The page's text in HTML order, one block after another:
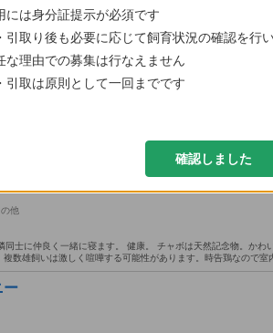
は撫でさせてはくれます。 健康状態は年相応ではありますが、
れませんか？
まに夜きする時があります。 親子(3から6歳計5匹) 今まで大き
活環境変化に伴う為、モモンガの飼育歴のある方に限らせていた
の他
士に仲良く一緒に寝ます。 健康。 チャボは天然記念物。かわ
数雄飼いは激しく喧嘩する可能性があります。時告鶏なので室
ー
には身分証提示が必須です
引取り後も必要に応じて飼育状況の確認を行
な理由での募集は行なえません
引取は原則として一回までです
確認しました